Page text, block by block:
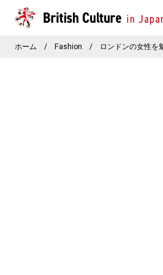
ホーム / Fashion / ロンドンの女性を